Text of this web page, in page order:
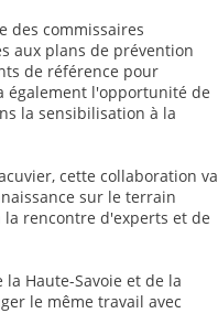
des commissaires
aux plans de prévention
de référence pour
également l'opportunité de
la sensibilisation à la
cette collaboration va
sur le terrain
rencontre d'experts et de
Haute-Savoie et de la
le même travail avec